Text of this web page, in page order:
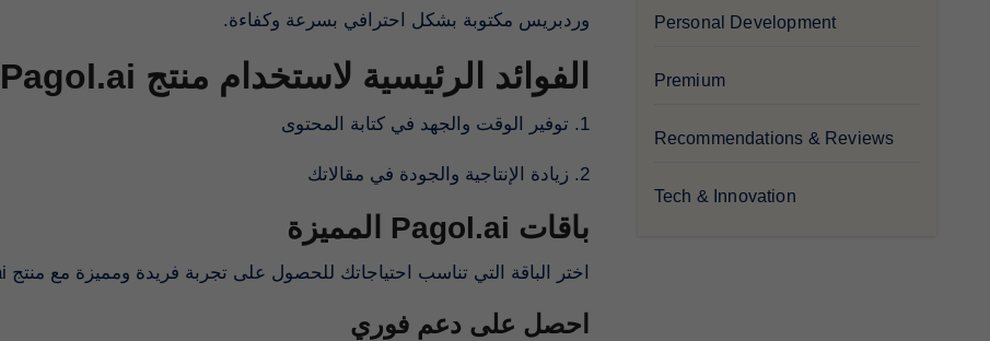
وردبريس مكتوبة بشكل احترافي بسرعة وكفاءة.
الفوائد الرئيسية لاستخدام منتج Pagol.ai
1. توفير الوقت والجهد في كتابة المحتوى
2. زيادة الإنتاجية والجودة في مقالاتك
باقات Pagol.ai المميزة
اختر الباقة التي تناسب احتياجاتك للحصول على تجربة فريدة ومميزة مع منتج Pagol.ai.
احصل على دعم فوري
Personal Development
Premium
Recommendations & Reviews
Tech & Innovation